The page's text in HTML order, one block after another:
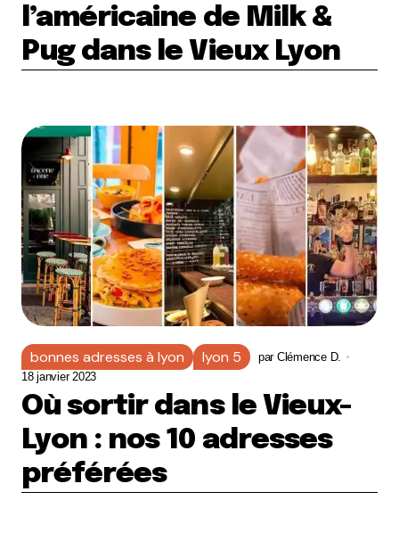
l’américaine de Milk &
Pug dans le Vieux Lyon
bonnes adresses à lyon lyon 5 par Clémence D.
18 janvier 2023
Où sortir dans le Vieux-
Lyon : nos 10 adresses
préférées